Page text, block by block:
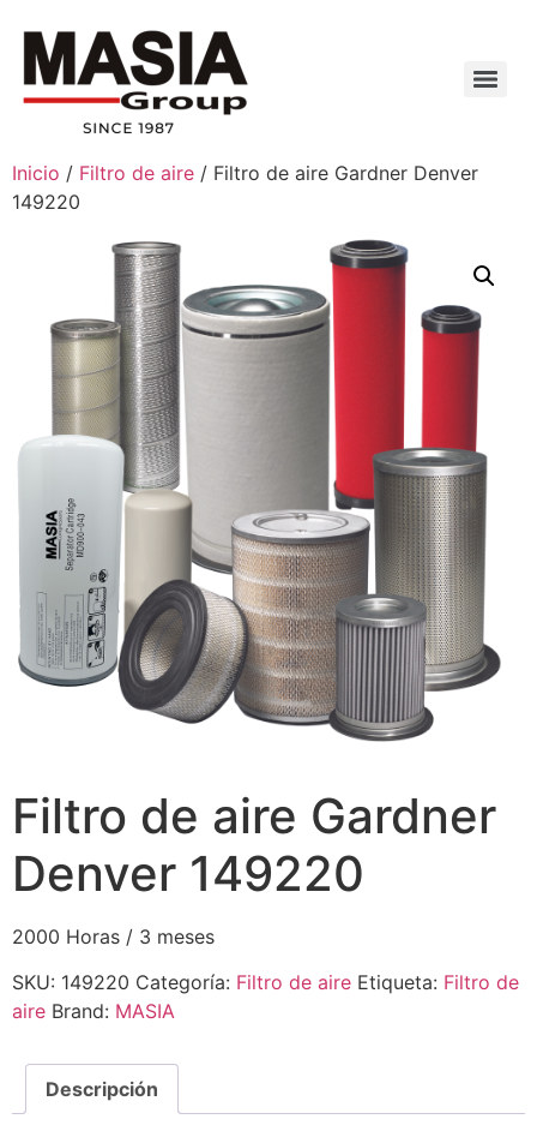
Inicio / Filtro de aire / Filtro de aire Gardner Denver
149220
Filtro de aire Gardner
Denver 149220
2000 Horas / 3 meses
SKU: 149220 Categoría: Filtro de aire Etiqueta: Filtro de
aire Brand: MASIA
Descripción